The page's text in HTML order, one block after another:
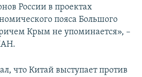
России в проектах
пояса Большого
Крым не упоминается», –
что Китай выступает против